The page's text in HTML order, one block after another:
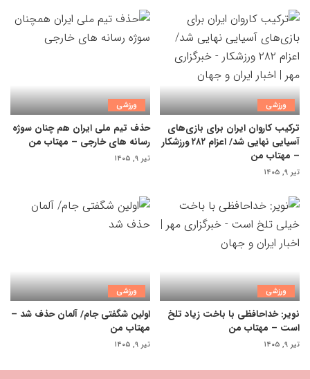
ورزشی
ترکیب کاروان ایران برای بازی‌های
آسیایی نهایی شد/ اعزام ۲۸۲ ورزشکار
– مهتاب من
تیر ۹, ۱۴۰۵
ورزشی
حذف تیم ملی ایران هم چنان سوژه
رسانه های خارجی – مهتاب من
تیر ۹, ۱۴۰۵
ورزشی
نویر: خداحافظی با باخت زیاد تلخ
است – مهتاب من
تیر ۹, ۱۴۰۵
ورزشی
اولین شگفتی جام/ آلمان حذف شد –
مهتاب من
تیر ۹, ۱۴۰۵